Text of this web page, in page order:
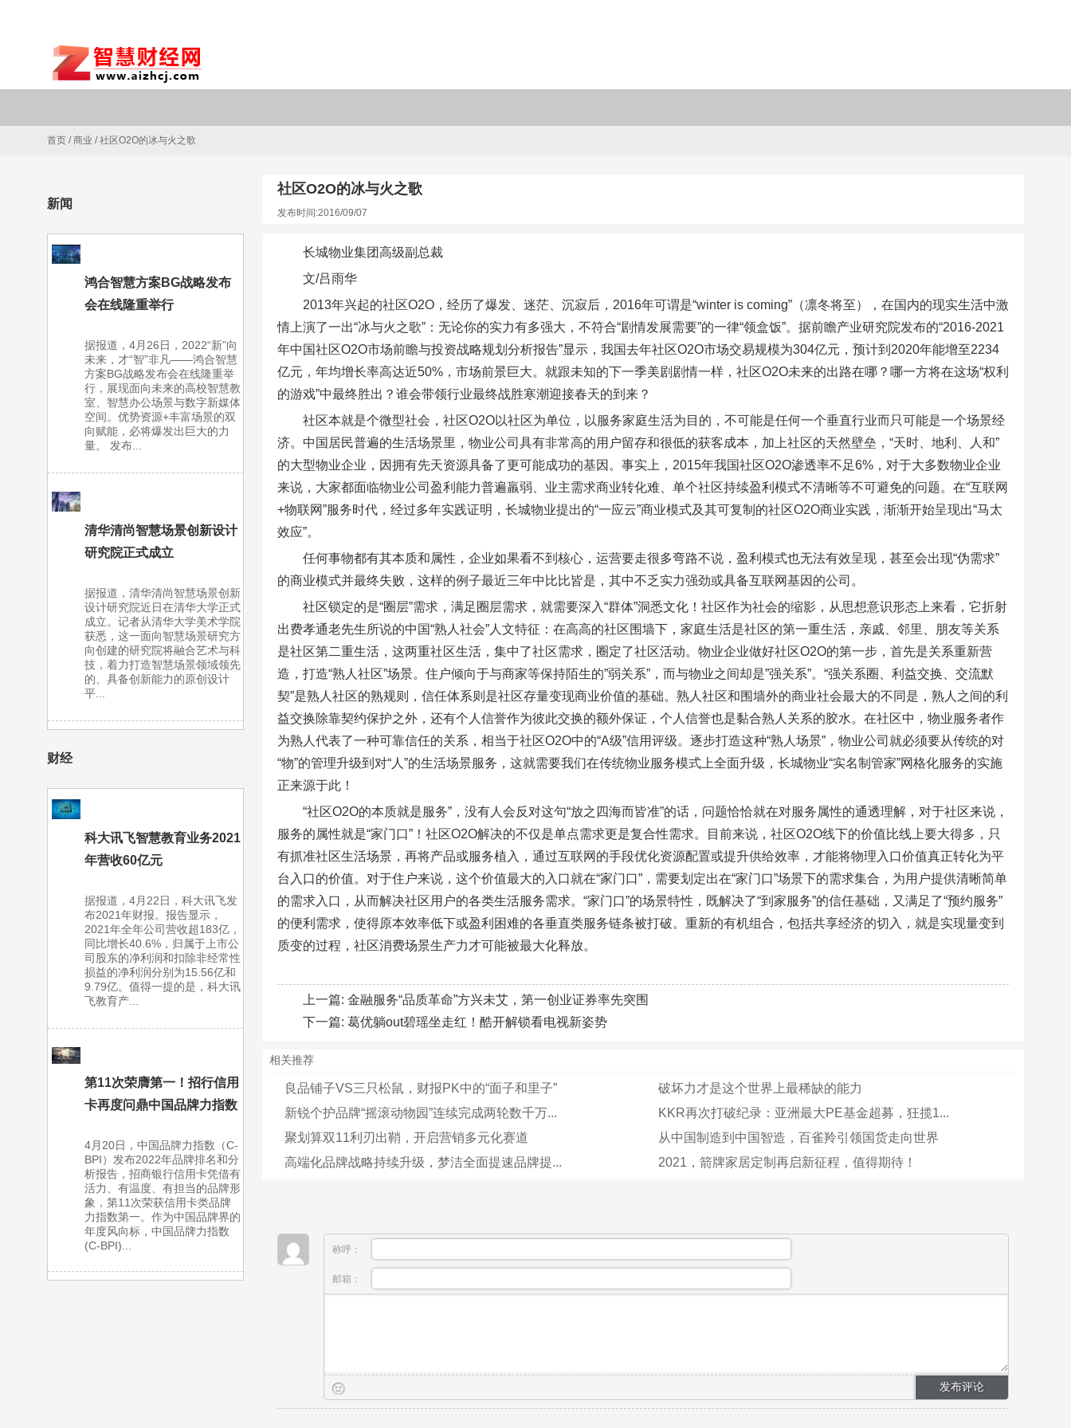
首页 /商业 /社区O2O的冰与火之歌
新闻
鸿合智慧方案BG战略发布
会在线隆重举行
据报道，4月26日，2022“新”向
未来，才“智”非凡——鸿合智慧
方案BG战略发布会在线隆重举
行，展现面向未来的高校智慧教
室、智慧办公场景与数字新媒体
空间。优势资源+丰富场景的双
向赋能，必将爆发出巨大的力
量。 发布...
清华清尚智慧场景创新设计
研究院正式成立
据报道，清华清尚智慧场景创新
设计研究院近日在清华大学正式
成立。记者从清华大学美术学院
获悉，这一面向智慧场景研究方
向创建的研究院将融合艺术与科
技，着力打造智慧场景领域领先
的、具备创新能力的原创设计
平...
财经
科大讯飞智慧教育业务2021
年营收60亿元
据报道，4月22日，科大讯飞发
布2021年财报。报告显示，
2021年全年公司营收超183亿，
同比增长40.6%，归属于上市公
司股东的净利润和扣除非经常性
损益的净利润分别为15.56亿和
9.79亿。值得一提的是，科大讯
飞教育产...
第11次荣膺第一！招行信用
卡再度问鼎中国品牌力指数
4月20日，中国品牌力指数（C-
BPI）发布2022年品牌排名和分
析报告，招商银行信用卡凭借有
活力、有温度、有担当的品牌形
象，第11次荣获信用卡类品牌
力指数第一。作为中国品牌界的
年度风向标，中国品牌力指数
(C-BPI)...
社区O2O的冰与火之歌
发布时间:2016/09/07
长城物业集团高级副总裁
文/吕雨华
2013年兴起的社区O2O，经历了爆发、迷茫、沉寂后，2016年可谓是“winter is coming”（凛冬将至），在国内的现实生活中激
情上演了一出“冰与火之歌”：无论你的实力有多强大，不符合“剧情发展需要”的一律“领盒饭”。据前瞻产业研究院发布的“2016-2021
年中国社区O2O市场前瞻与投资战略规划分析报告”显示，我国去年社区O2O市场交易规模为304亿元，预计到2020年能增至2234
亿元，年均增长率高达近50%，市场前景巨大。就跟未知的下一季美剧剧情一样，社区O2O未来的出路在哪？哪一方将在这场“权利
的游戏”中最终胜出？谁会带领行业最终战胜寒潮迎接春天的到来？
社区本就是个微型社会，社区O2O以社区为单位，以服务家庭生活为目的，不可能是任何一个垂直行业而只可能是一个场景经
济。中国居民普遍的生活场景里，物业公司具有非常高的用户留存和很低的获客成本，加上社区的天然壁垒，“天时、地利、人和”
的大型物业企业，因拥有先天资源具备了更可能成功的基因。事实上，2015年我国社区O2O渗透率不足6%，对于大多数物业企业
来说，大家都面临物业公司盈利能力普遍羸弱、业主需求商业转化难、单个社区持续盈利模式不清晰等不可避免的问题。在“互联网
+物联网”服务时代，经过多年实践证明，长城物业提出的“一应云”商业模式及其可复制的社区O2O商业实践，渐渐开始呈现出“马太
效应”。
任何事物都有其本质和属性，企业如果看不到核心，运营要走很多弯路不说，盈利模式也无法有效呈现，甚至会出现“伪需求”
的商业模式并最终失败，这样的例子最近三年中比比皆是，其中不乏实力强劲或具备互联网基因的公司。
社区锁定的是“圈层”需求，满足圈层需求，就需要深入“群体”洞悉文化！社区作为社会的缩影，从思想意识形态上来看，它折射
出费孝通老先生所说的中国“熟人社会”人文特征：在高高的社区围墙下，家庭生活是社区的第一重生活，亲戚、邻里、朋友等关系
是社区第二重生活，这两重社区生活，集中了社区需求，圈定了社区活动。物业企业做好社区O2O的第一步，首先是关系重新营
造，打造“熟人社区”场景。住户倾向于与商家等保持陌生的”弱关系”，而与物业之间却是”强关系”。“强关系圈、利益交换、交流默
契”是熟人社区的熟规则，信任体系则是社区存量变现商业价值的基础。熟人社区和围墙外的商业社会最大的不同是，熟人之间的利
益交换除靠契约保护之外，还有个人信誉作为彼此交换的额外保证，个人信誉也是黏合熟人关系的胶水。在社区中，物业服务者作
为熟人代表了一种可靠信任的关系，相当于社区O2O中的“A级”信用评级。逐步打造这种“熟人场景”，物业公司就必须要从传统的对
“物”的管理升级到对“人”的生活场景服务，这就需要我们在传统物业服务模式上全面升级，长城物业“实名制管家”网格化服务的实施
正来源于此！
“社区O2O的本质就是服务”，没有人会反对这句“放之四海而皆准”的话，问题恰恰就在对服务属性的通透理解，对于社区来说，
服务的属性就是“家门口”！社区O2O解决的不仅是单点需求更是复合性需求。目前来说，社区O2O线下的价值比线上要大得多，只
有抓准社区生活场景，再将产品或服务植入，通过互联网的手段优化资源配置或提升供给效率，才能将物理入口价值真正转化为平
台入口的价值。对于住户来说，这个价值最大的入口就在“家门口”，需要划定出在“家门口”场景下的需求集合，为用户提供清晰简单
的需求入口，从而解决社区用户的各类生活服务需求。“家门口”的场景特性，既解决了“到家服务”的信任基础，又满足了“预约服务”
的便利需求，使得原本效率低下或盈利困难的各垂直类服务链条被打破。重新的有机组合，包括共享经济的切入，就是实现量变到
质变的过程，社区消费场景生产力才可能被最大化释放。
上一篇: 金融服务“品质革命”方兴未艾，第一创业证券率先突围
下一篇: 葛优躺out碧瑶坐走红！酷开解锁看电视新姿势
相关推荐
良品铺子VS三只松鼠，财报PK中的“面子和里子”
破坏力才是这个世界上最稀缺的能力
新锐个护品牌“摇滚动物园”连续完成两轮数千万...
KKR再次打破纪录：亚洲最大PE基金超募，狂揽1...
聚划算双11利刃出鞘，开启营销多元化赛道
从中国制造到中国智造，百雀羚引领国货走向世界
高端化品牌战略持续升级，梦洁全面提速品牌提...
2021，箭牌家居定制再启新征程，值得期待！
称呼：
邮箱：